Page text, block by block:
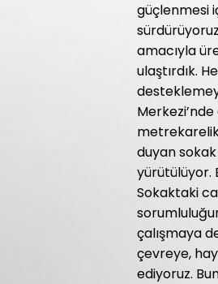
güçlenmesi
amacıyla
ulaştırdık.
duyan
yürütülüyor.
Sokaktaki
çalışmaya
çevreye,
ediyoruz.